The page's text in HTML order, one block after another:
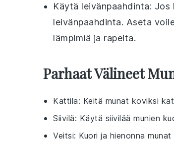
Käytä leivänpaahdinta: Jos
leivänpaahdinta. Aseta
lämpimiä ja rapeita.
Parhaat Välineet
Kattila: Keitä munat koviksi
Siivilä: Käytä siivilää munien
Veitsi: Kuori ja hienonna munat